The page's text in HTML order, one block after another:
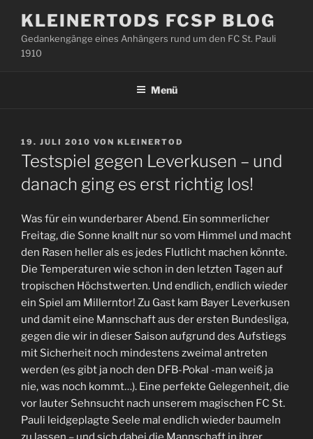
Inhalt
springen
KLEINERTODS FCSP BLOG
Gedankengänge eines Anhängers rund um den FC St. Pauli
1910
Menü
VERÖFFENTLICHT
AM
19. JULI 2010 VON KLEINERTOD
Testspiel gegen Leverkusen – und
danach ging es erst richtig los!
Was für ein wunderbarer Abend. Ein sommerlicher
Freitag, die Sonne knallt nur so vom Himmel und macht
den Rasen heller als es jedes Flutlicht machen könnte.
Die Temperaturen wie schon in den letzten Tagen auf
tropischen Höchstwerten. Und endlich, endlich wieder
ein Spiel am Millerntor! Zu Gast kam Bayer Leverkusen
und damit eine Mannschaft aus der ersten Bundesliga,
gegen die wir in dieser Saison aufgrund des Aufstiegs
mit Sicherheit noch mindestens zweimal antreten
werden (es gibt ja noch den DFB-Pokal -man weiß ja
nie, was noch kommt…). Eine perfekte Gelegenheit, die
vor lauter Sehnsucht nach unserem magischen FC St.
Pauli leidgeplagte Seele mal endlich wieder baumeln